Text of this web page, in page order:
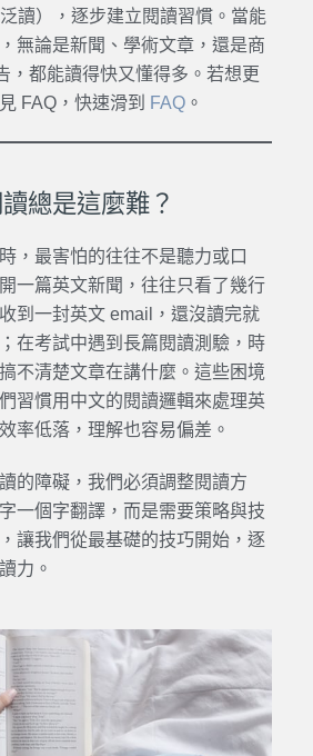
讀），逐步建立閱讀習慣。當能
無論是新聞、學術文章，還是商
，都能讀得快又懂得多。若想更
FAQ，快速滑到 FAQ。
總是這麼難？
，最害怕的往往不是聽力或口
一篇英文新聞，往往只看了幾行
到一封英文 email，還沒讀完就
在考試中遇到長篇閱讀測驗，時
不清楚文章在講什麼。這些困境
習慣用中文的閱讀邏輯來處理英
率低落，理解也容易偏差。
的障礙，我們必須調整閱讀方
一個字翻譯，而是需要策略與技
讓我們從最基礎的技巧開始，逐
力。